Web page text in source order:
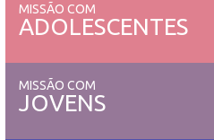
MISSÃO COM
ADOLESCENTES
MISSÃO COM
JOVENS